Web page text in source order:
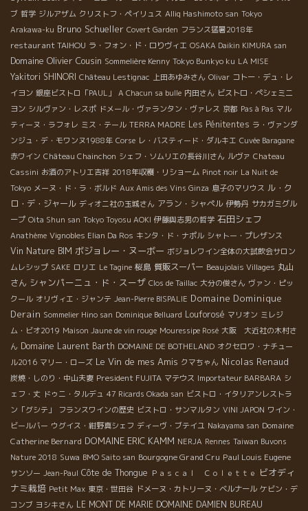
ブ 哲学 ジルアザム クリストフ・ペイリュス Alliq Hashimoto san Tokyo
Arakawa-ku Bruno Schueller Covert Garden フランス猛暑2018年
restaurant TAIHOU ラ・フォン・ド・ロりヴィエ OSAKA Daikin KIMURA san
Domaine Olivier Cousin Sommelière Kenny Tokyo Bunkyo ku LA MISE
Yakitori SHINORI Château Lestignac 上田あゆみさん Olivar コトー・デュ・レ
イヨン 銀座ビストロ「PAUL」 A Chacun sa bulle 内田さん ビストロ・ペシェミニ
ヨン シルヴァン・レスポ ドメール・ヴァランタン・ヴァレス 京都 Pas à Pas マル
ティーヌ・ラフォレ ミス・テール TERRA MADRE Les Pénitentes ラ・ヴァンダ
ンジュ・デ・モワンヌ1988年 Corse レ・バスティード・ダルキエ Cuvée Baragane
赤ワイン Château Chainchon シェフ・ソムリエの長谷川さん ルヴァ Chateau
Cassini お酒のアトリエ吉祥 2018年収穫・リショーム Pinot noir La Nuit de
Tokyo メーヌ・ド・ラ・ボルド Aux Amis des Vins Ginza 息子のマリウス ル・ク
ロ・デ・ジャール ディオニ社の玉城さん アラン・シャペル 伊勢丹 サカガミグル
ープ Oita Shun san Tokyo Toyosu AOKI 伊藤與志男の哲学 石田シェフ
Anathème Vignobles Elian Da Ros キンタ・ド・ナポル シャトー・プレザンス
Vin Nature BIM ボジョレー・ヌーボー ボジョレワイン全体の大試飲会サロン
ムレシップ SAKE ロリエ Le Tagine 桜島 質販スーパー Beaujolais Villages 丸山
さん シャンパーニュ・ド・スーザ Clos de Taillac 大分の俊さん ヴァン・ピッ
クール オリヴィエ・ジャンテ Jean-Pierre BISPALIE Domaine Dominique
Derain Sommelier Hino san Dominique Belluard Louforosé マリオン ミレジ
ム・ビオ2019 Maison Jaune de vin rouge Mouressipe Rosé 大阪 大近社の木村さ
ん Domaine Laurent Barth DOMAINE DE BOTHELAND オクセロワ・ナチュー
ル2016 マリー・ローズ Le Vin de mes Amis クマちゃん Nicolas Renaud
炭焼・しのり・中山夫妻 President FUJITA マテウス Importateur BARBARA シ
ェフ・丈 ドゥニ・タルデュ 47 Ricards Okada san ビストロ・イタリアンレストラ
ン「グシテ」
フランスワインの歴史 ビストロ・サンマルタン VINI JAPON ワイン・
ビールバー ウグイス・紺野真シェフ ディーヴ・ブテイユ Nakayama san Domaine
Catherine Bernard DOMAINE ERIC KAMM NERJA Rennes Taiwan Buvons
Nature 2018 Suwa BMO Saito san Bourgogne Grand Cru Paul Louis Eugene
サンソー Jean-Paul Côte de Thongue Ｐａｓｃａｌ Ｃｏｌｅｔｔｅ ビオディ
ナミ栽培 Petit Max 東京・世田谷 ドメーヌ・カトリーヌ・ベルナール ケビン・デ
コンブ ヨシキさん LE MONT DE MARIE DOMAINE DAMIEN BUREAU